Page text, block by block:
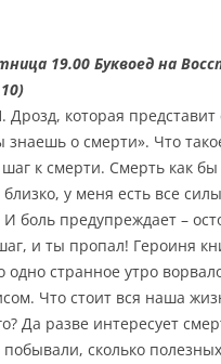
19.00 Буквоед на
Дрозд, которая
знаешь о смерти». Что
к смерти. Смерть как бы
близко, у меня есть все
боль предупреждает –
и ты пропал! Героиня
одно странное утро
Что стоит вся наша
Да разве интересует
сколько